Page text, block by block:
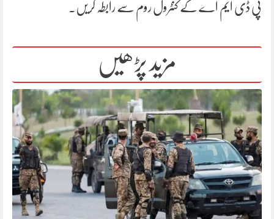
پی ڈی ایم اے کے کنٹرول روم سے رابطہ کریں۔
مزید پڑھیں